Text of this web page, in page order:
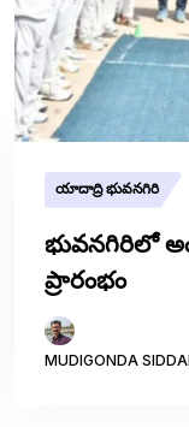
యాదాద్రి భువనగిరి
భువనగిరిలో
ప్రారంభం
MUDIGONDA